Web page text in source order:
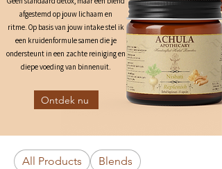
afgestemd op jouw lichaam en
ritme. Op basis van jouw intake stel ik
een kruidenformule samen die je
ondersteunt in een zachte reiniging en
diepe voeding van binnenuit.
Ontdek nu
All Products
Blends